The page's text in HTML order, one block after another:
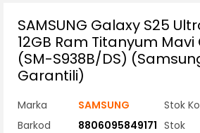
SAMSUNG Galaxy S25
12GB Ram Titanyum
(SM-S938B/DS) (Samsung
Garantili)
Marka SAMSUNG Stok
Barkod
8806095849171 Stok